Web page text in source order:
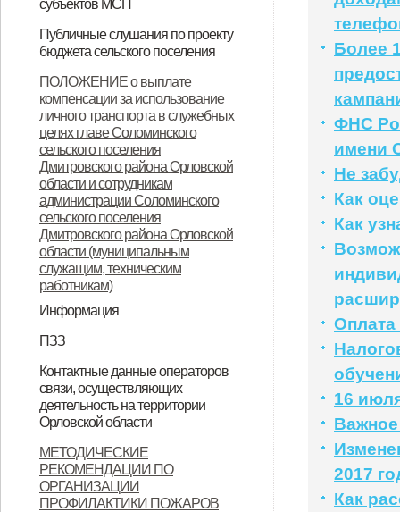
субъектов МСП
НПА
Вопрос-ответ
Имущество для бизнеса
Материалы корпорации
Коллегиальный орган
Публичные слушания по проекту
бюджета сельского поселения
ИТОГОВЫЙ ДОКУМЕНТ
публичных слушаний по проекту
муниципального правового акта
«О бюджете Соломинского
сельского поселения
Дмитровского района Орловской
области на 2021 год и плановый
период 2022-2023 годов»
ПОЛОЖЕНИЕ о выплате
компенсации за использование
личного транспорта в служебных
целях главе Соломинского
сельского поселения
Дмитровского района Орловской
области и сотрудникам
администрации Соломинского
сельского поселения
Дмитровского района Орловской
области (муниципальным
служащим, техническим
работникам)
Информация
Информация по дорогам
ПЗЗ
поселения Дмитровского района
Орловской области
Контактные данные операторов
связи, осуществляющих
деятельность на территории
Орловской области
Контактные данные операторов
связи, осуществляющих
деятельность на территории
МЕТОДИЧЕСКИЕ
РЕКОМЕНДАЦИИ ПО
ОРГАНИЗАЦИИ
ПРОФИЛАКТИКИ ПОЖАРОВ
Более
ФНС
имени
Не
Как
Как
16
2017
Как